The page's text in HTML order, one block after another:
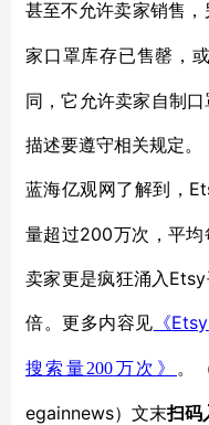
甚至不允许卖家销售
家口罩库存已售罄，
同，它允许卖家自制
描述要遵守相关规定。
蓝海亿观网了解到，
量超过200万次，平
卖家更是疯狂涌入
倍。更多内容见 《Etsy
搜索量200万次》 。
egainnews）文末扫码